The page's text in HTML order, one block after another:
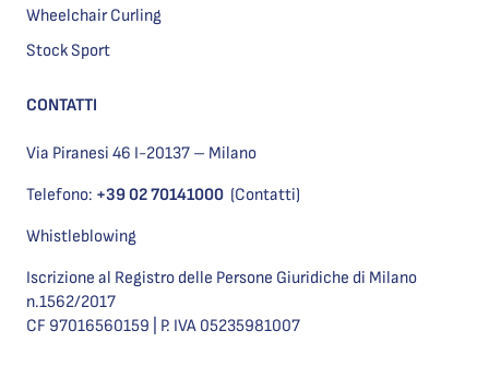
Wheelchair Curling
Stock Sport
CONTATTI
Via Piranesi 46 I-20137 – Milano
Telefono: +39 02 70141000 (Contatti)
Whistleblowing
Iscrizione al Registro delle Persone Giuridiche di Milano
n.1562/2017
CF 97016560159 | P. IVA 05235981007